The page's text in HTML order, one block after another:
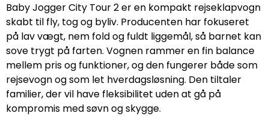
Baby Jogger City Tour 2 er en kompakt rejseklapvogn
skabt til fly, tog og byliv. Producenten har fokuseret
på lav vægt, nem fold og fuldt liggemål, så barnet kan
sove trygt på farten. Vognen rammer en fin balance
mellem pris og funktioner, og den fungerer både som
rejsevogn og som let hverdagsløsning. Den tiltaler
familier, der vil have fleksibilitet uden at gå på
kompromis med søvn og skygge.